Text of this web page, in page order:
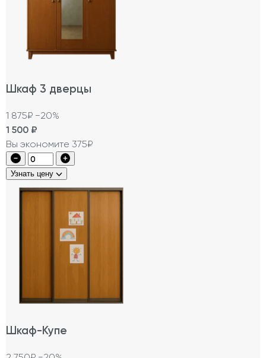
Шкаф 3 дверцы
1 875₽ −20%
1 500 ₽
Вы экономите 375₽
Узнать цену
Шкаф-Купе